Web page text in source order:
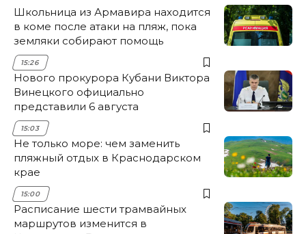
Школьница из Армавира находится
в коме после атаки на пляж, пока
земляки собирают помощь
15:26
Нового прокурора Кубани Виктора
Винецкого официально
представили 6 августа
15:03
Не только море: чем заменить
пляжный отдых в Краснодарском
крае
15:00
Расписание шести трамвайных
маршрутов изменится в